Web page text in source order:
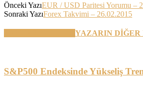
Önceki YazıEUR / USD Paritesi Yorumu –
Sonraki YazıForex Takvimi – 26.02.2015
YAZARIN
S&P500 Endeksinde Yükseliş